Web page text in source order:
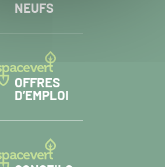
NEUFS
OFFRES
D’EMPLOI